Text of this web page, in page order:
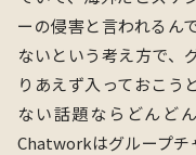
ーの侵害と言われるん
ないという考え方で、
りあえず入っておこう
ない話題ならどんど
Chatworkはグループチ